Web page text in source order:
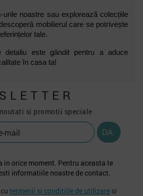
urile noastre sau explorează colecțiile
mobilierul care se potrivește
tale.
detaliu este gândit pentru a aduce
în casa ta!
si promotii speciale
in orice moment. Pentru aceasta te
informatiile noastre de contact.
termenii si conditiile de utilizare si